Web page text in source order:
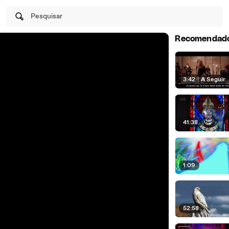
Pesquisar
3:42 | A Seguir
41:38
1:09
52:58